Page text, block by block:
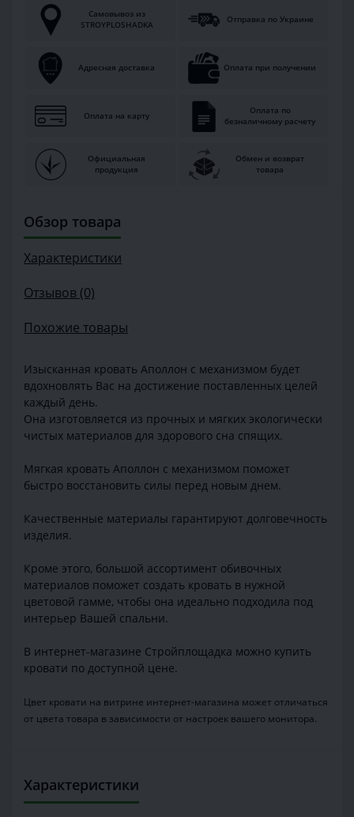
Самовывоз из
STROYPLOSHADKA
Отправка по Украине
Адресная доставка Оплата при получении
Оплата на карту
Оплата по
безналичному расчету
Официальная
продукция
Обмен и возврат
товара
Обзор товара
Характеристики
Отзывов (0)
Похожие товары
Изысканная кровать Аполлон с механизмом будет
вдохновлять Вас на достижение поставленных целей
каждый день.
Она изготовляется из прочных и мягких экологически
чистых материалов для здорового сна спящих.
Мягкая кровать Аполлон с механизмом поможет
быстро восстановить силы перед новым днем.
Качественные материалы гарантируют долговечность
изделия.
Кроме этого, большой ассортимент обивочных
материалов поможет создать кровать в нужной
цветовой гамме, чтобы она идеально подходила под
интерьер Вашей спальни.
В интернет-магазине Стройплощадка можно купить
кровати по доступной цене.
Цвет кровати на витрине интернет-магазина может отличаться
от цвета товара в зависимости от настроек вашего монитора.
Характеристики